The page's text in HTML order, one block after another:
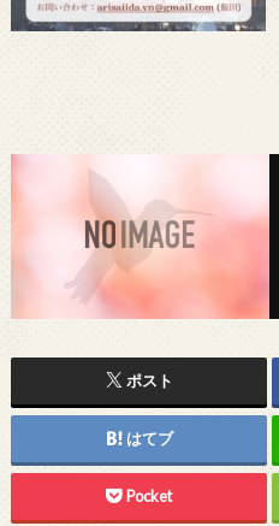
ポスト
はてブ
Pocket